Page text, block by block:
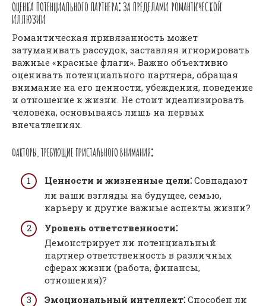
ОЦЕНКА ПОТЕНЦИАЛЬНОГО ПАРТНЕРА⁚ ЗА ПРЕДЕЛАМИ РОМАНТИЧЕСКОЙ
ИЛЛЮЗИИ
Романтическая привязанность может
затуманивать рассудок, заставляя игнорировать
важные «красные флаги». Важно объективно
оценивать потенциального партнера, обращая
внимание на его ценности, убеждения, поведение
и отношение к жизни. Не стоит идеализировать
человека, основываясь лишь на первых
впечатлениях.
ФАКТОРЫ, ТРЕБУЮЩИЕ ПРИСТАЛЬНОГО ВНИМАНИЯ⁚
Ценности и жизненные цели⁚ Совпадают
ли ваши взгляды на будущее, семью,
карьеру и другие важные аспекты жизни?
Уровень ответственности⁚
Демонстрирует ли потенциальный
партнер ответственность в различных
сферах жизни (работа, финансы,
отношения)?
Эмоциональный интеллект⁚ Способен ли